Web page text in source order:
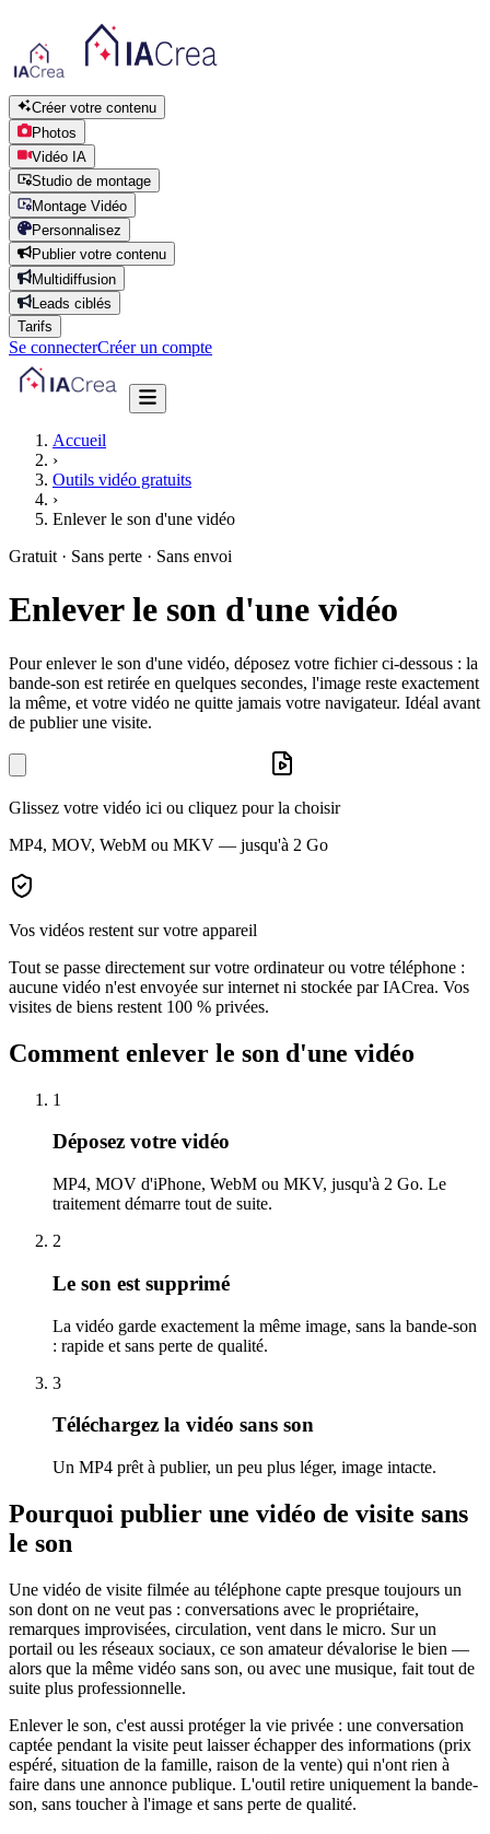
Créer votre contenu
Photos
Vidéo IA
Studio de montage
Montage Vidéo
Personnalisez
Publier votre contenu
Multidiffusion
Leads ciblés
Tarifs
Se connecterCréer un compte
Accueil
›
Outils vidéo gratuits
›
Enlever le son d'une vidéo
Gratuit · Sans perte · Sans envoi
Enlever le son d'une vidéo
Pour enlever le son d'une vidéo, déposez votre fichier ci-dessous : la
bande-son est retirée en quelques secondes, l'image reste exactement
la même, et votre vidéo ne quitte jamais votre navigateur. Idéal avant
de publier une visite.
Glissez votre vidéo ici ou cliquez pour la choisir
MP4, MOV, WebM ou MKV — jusqu'à 2 Go
Vos vidéos restent sur votre appareil
Tout se passe directement sur votre ordinateur ou votre téléphone :
aucune vidéo n'est envoyée sur internet ni stockée par IACrea. Vos
visites de biens restent 100 % privées.
Comment enlever le son d'une vidéo
1
Déposez votre vidéo
MP4, MOV d'iPhone, WebM ou MKV, jusqu'à 2 Go. Le
traitement démarre tout de suite.
2
Le son est supprimé
La vidéo garde exactement la même image, sans la bande-son
: rapide et sans perte de qualité.
3
Téléchargez la vidéo sans son
Un MP4 prêt à publier, un peu plus léger, image intacte.
Pourquoi publier une vidéo de visite sans
le son
Une vidéo de visite filmée au téléphone capte presque toujours un
son dont on ne veut pas : conversations avec le propriétaire,
remarques improvisées, circulation, vent dans le micro. Sur un
portail ou les réseaux sociaux, ce son amateur dévalorise le bien —
alors que la même vidéo sans son, ou avec une musique, fait tout de
suite plus professionnelle.
Enlever le son, c'est aussi protéger la vie privée : une conversation
captée pendant la visite peut laisser échapper des informations (prix
espéré, situation de la famille, raison de la vente) qui n'ont rien à
faire dans une annonce publique. L'outil retire uniquement la bande-
son, sans toucher à l'image et sans perte de qualité.